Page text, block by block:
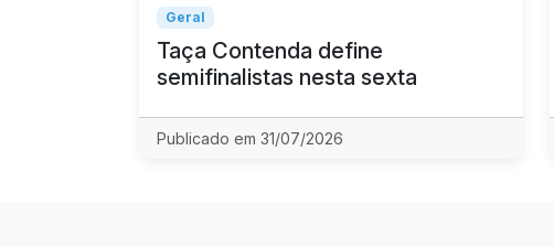
Geral
Taça Contenda define
semifinalistas nesta sexta
Publicado em 31/07/2026